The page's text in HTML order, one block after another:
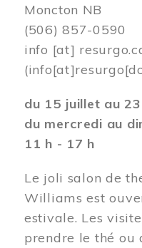
Moncton NB
(506) 857-0590
info [at]
du 15 juillet au
du mercredi au
11 h - 17 h
Le joli salon de
Williams est
estivale. Les
prendre le thé ou